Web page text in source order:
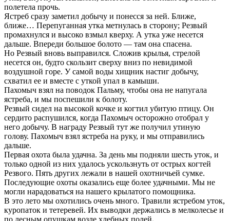
полетела прочь.
Ястреб сразу заметил добычу и понесся за ней. Ближе,
ближе… Перепуганная утка метнулась в сторону; Резвый
промахнулся и высоко взмыл кверху. А утка уже несется
дальше. Впереди большое болото — там она спасена.
Но Резвый вновь выправился. Сложив крылья, стрелой
несется он, будто скользит сверху вниз по невидимой
воздушной горе. У самой воды хищник настиг добычу,
схватил ее и вместе с уткой упал в камыши.
Пахомыч взял на поводок Пальму, чтобы она не напугала
ястреба, и мы поспешили к болоту.
Резвый сидел на высокой кочке и когтил убитую птицу. Он
сердито распушился, когда Пахомыч осторожно отобрал у
него добычу. В награду Резвый тут же получил утиную
голову. Пахомыч взял ястреба на руку, и мы отправились
дальше.
Первая охота была удачна. За день мы подняли шесть уток, и
только одной из них удалось ускользнуть от острых когтей
Резвого. Пять других лежали в нашей охотничьей сумке.
Последующие охоты оказались еще более удачными. Мы не
могли нарадоваться на нашего крылатого помощника.
В это лето мы охотились очень много. Травили ястребом уток,
куропаток и тетеревей. Их выводки держались в мелколесье и